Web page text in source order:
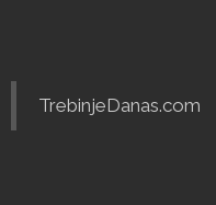
TrebinjeDanas.com